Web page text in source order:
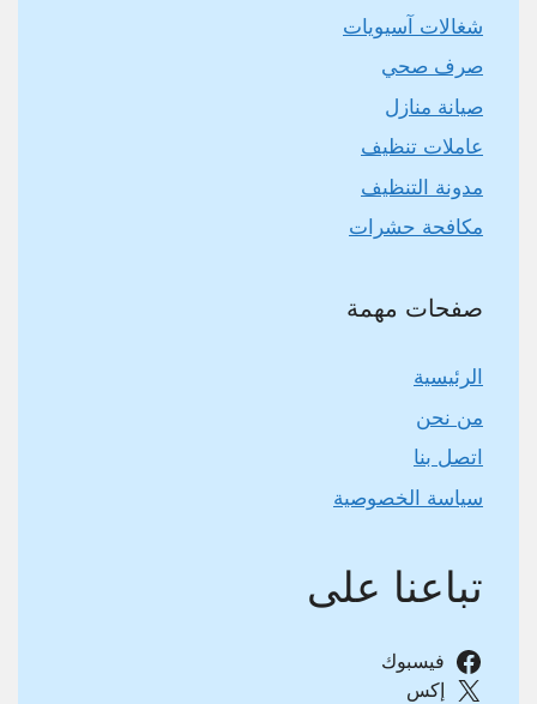
شغالات آسيويات
صرف صحي
صيانة منازل
عاملات تنظيف
مدونة التنظيف
مكافحة حشرات
صفحات مهمة
الرئيسية
من نحن
اتصل بنا
سياسة الخصوصية
تباعنا على
فيسبوك
إكس